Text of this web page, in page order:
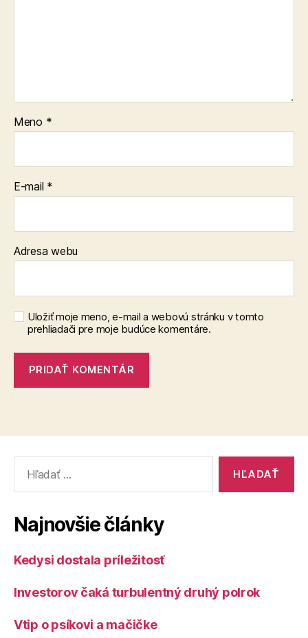
Meno *
E-mail *
Adresa webu
Uložiť moje meno, e-mail a webovú stránku v tomto
prehliadači pre moje budúce komentáre.
Najnovšie články
Kedysi dostala príležitosť
Investorov čaká turbulentný druhý polrok
Vtip o psíkovi a mačičke